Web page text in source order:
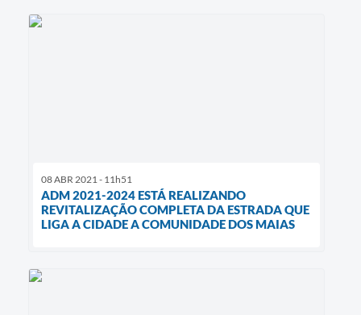
08 ABR 2021 - 11h51
ADM 2021-2024 ESTÁ REALIZANDO
REVITALIZAÇÃO COMPLETA DA ESTRADA QUE
LIGA A CIDADE A COMUNIDADE DOS MAIAS